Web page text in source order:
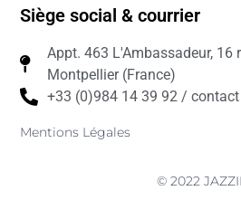
Siège social & courrier
Appt. 463 L'Ambassadeur, 16
Montpellier (France)
+33 (0)984 14 39 92 /
Mentions Légales
© 2022